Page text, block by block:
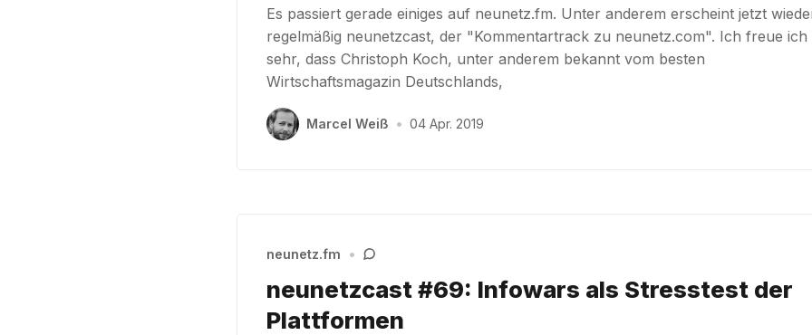
Es passiert gerade einiges auf neunetz.fm. Unter anderem erscheint jetzt
regelmäßig neunetzcast, der "Kommentartrack zu neunetz.com". Ich freue ich
sehr, dass Christoph Koch, unter anderem bekannt vom besten
Wirtschaftsmagazin Deutschlands,
Marcel Weiß • 04 Apr. 2019
neunetz.fm •
neunetzcast #69: Infowars als Stresstest der
Plattformen